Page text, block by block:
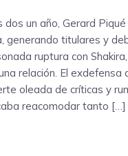
dos un año, Gerard
generando titulares y
ruptura con
relación. El exdefensa
oleada de críticas y
reacomodar tanto […]